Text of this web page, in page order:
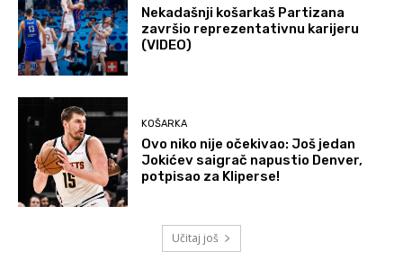
Nekadašnji košarkaš Partizana
završio reprezentativnu karijeru
(VIDEO)
KOŠARKA
Ovo niko nije očekivao: Još jedan
Jokićev saigrač napustio Denver,
potpisao za Kliperse!
Učitaj još